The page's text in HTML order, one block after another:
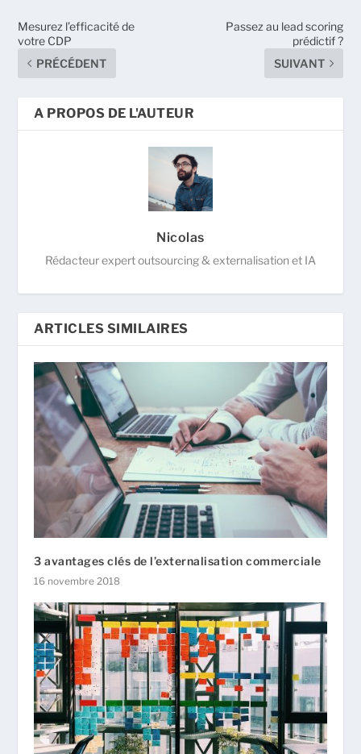
Mesurez l’efficacité de
votre CDP
PRÉCÉDENT
Passez au lead scoring
prédictif ?
SUIVANT
A PROPOS DE L'AUTEUR
Nicolas
Rédacteur expert outsourcing & externalisation et IA
ARTICLES SIMILAIRES
3 avantages clés de l’externalisation commerciale
16 novembre 2018